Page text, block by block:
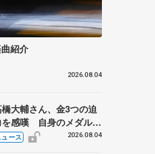
紹介
2026.08.04
大輔さん、金3つの迫
を感嘆 自身のメダルは
どちらに？」 〝リス兄
ュース 2026.08.04